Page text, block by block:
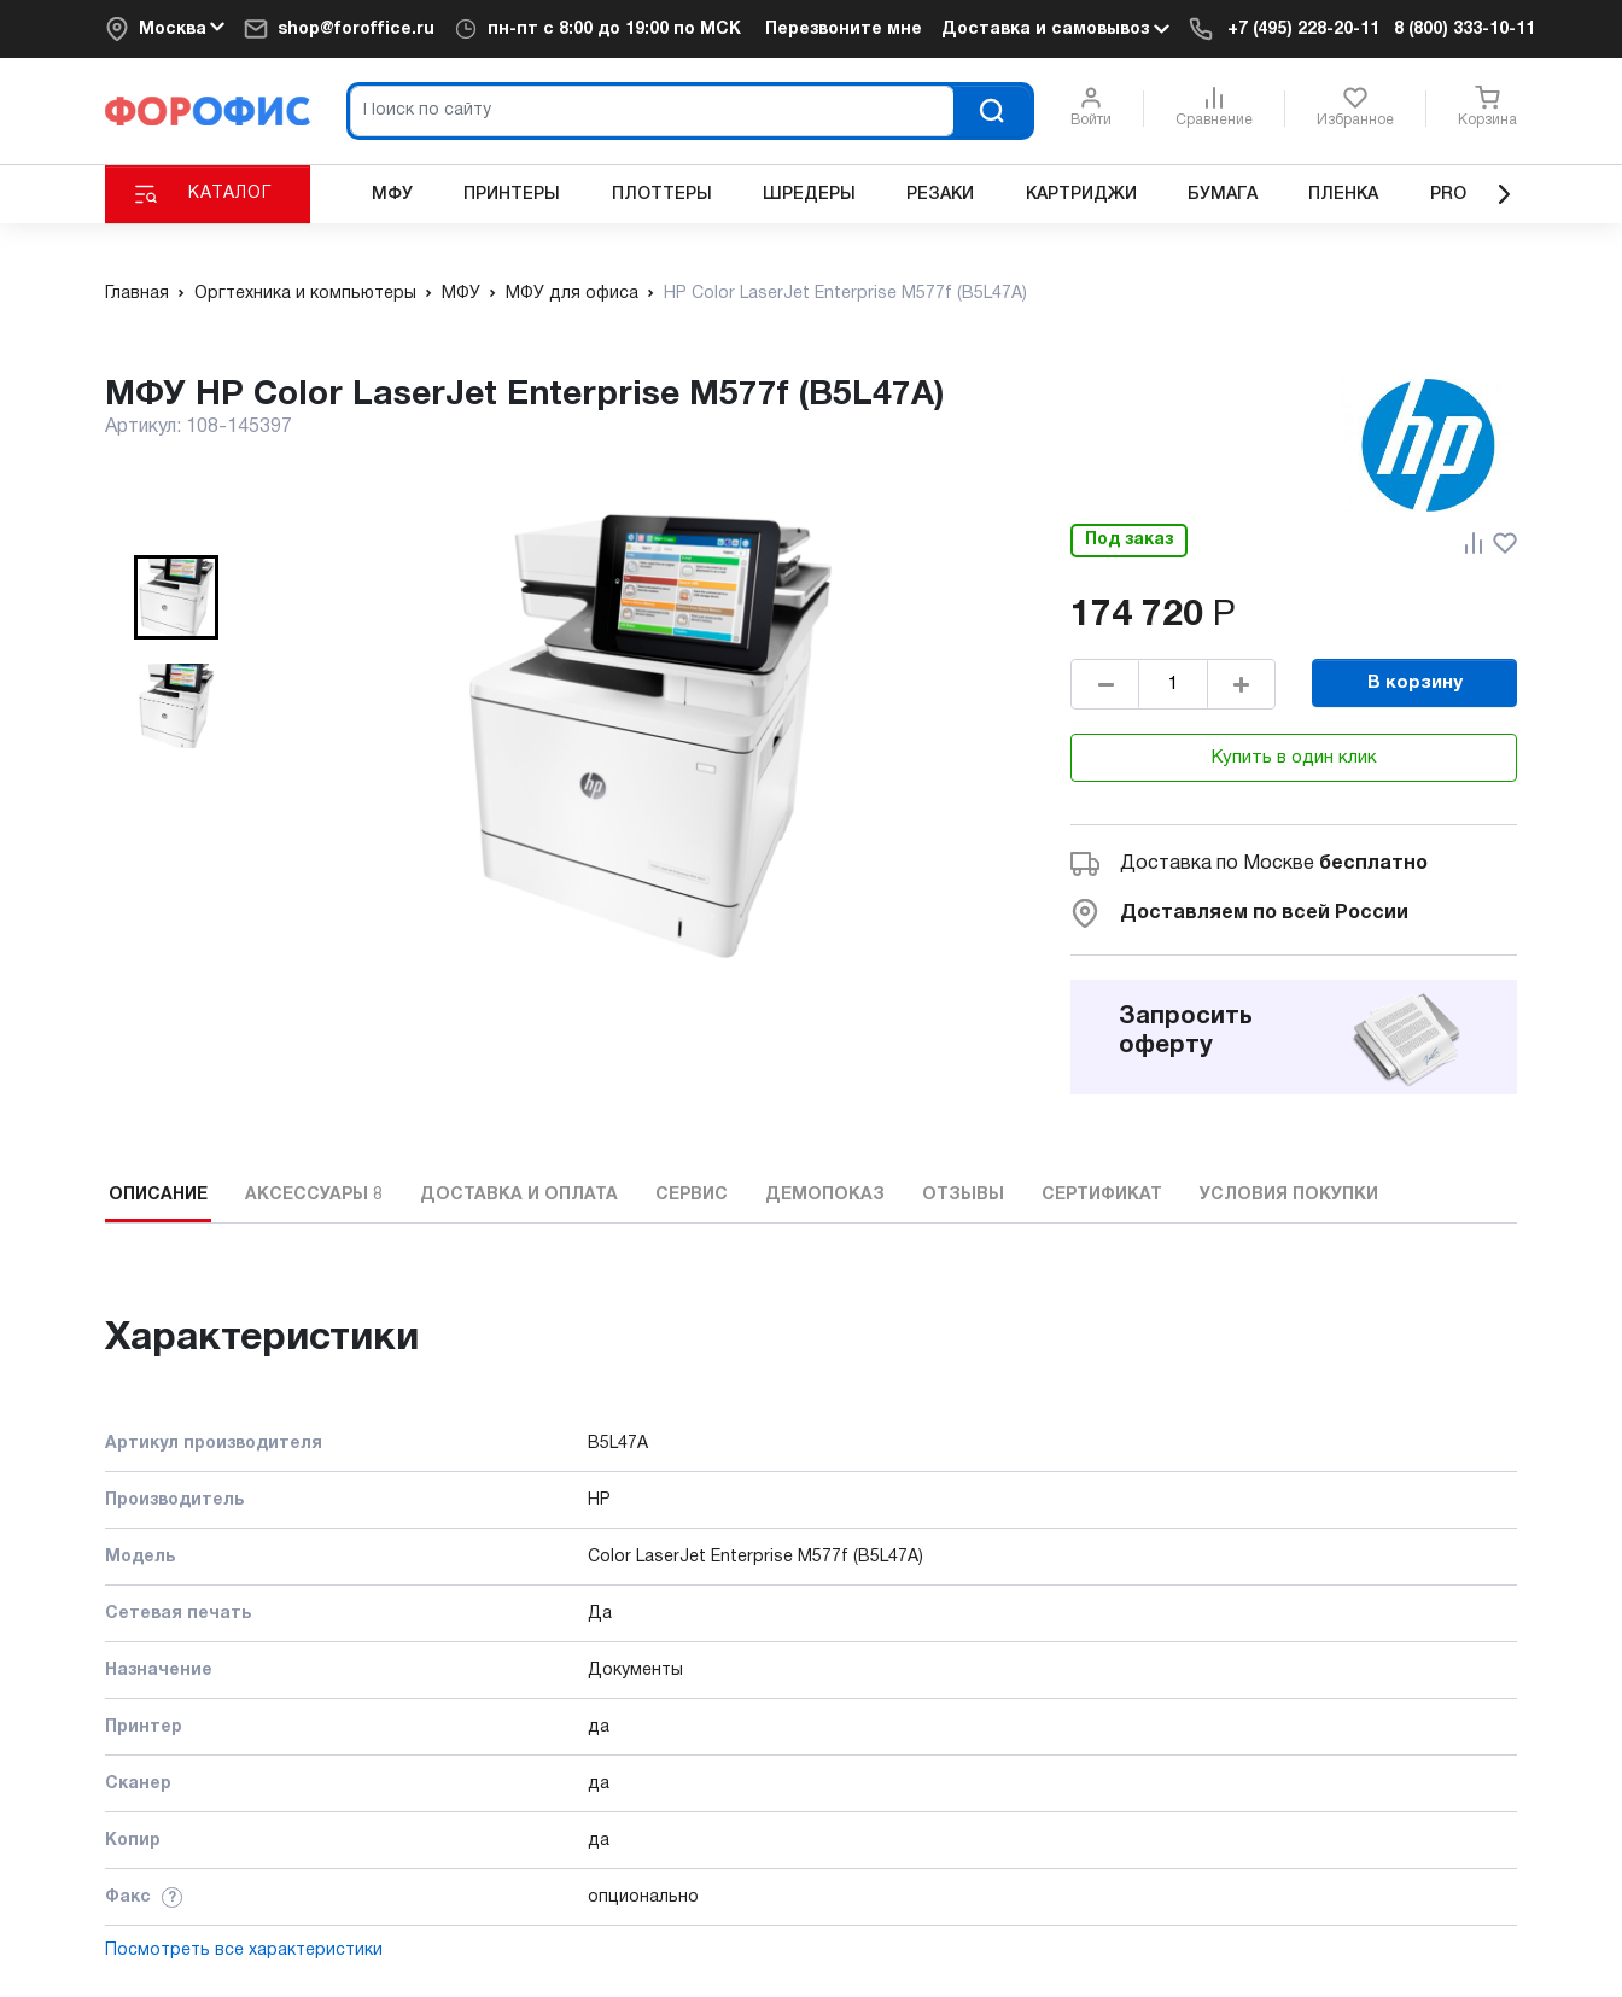
Москва shop@foroffice.ru пн-пт с 8:00 до 19:00 по МСК Перезвоните мне Доставка и самовывоз +7 (495) 228-20-11 8 (800) 333-10-11
Войти Сравнение Избранное Корзина
КАТАЛОГ МФУ ПРИНТЕРЫ ПЛОТТЕРЫ ШРЕДЕРЫ РЕЗАКИ КАРТРИДЖИ БУМАГА ПЛЕНКА PRO
Главная Оргтехника и компьютеры МФУ МФУ для офиса HP Color LaserJet Enterprise M577f (B5L47A)
МФУ HP Color LaserJet Enterprise M577f (B5L47A)
Артикул: 108-145397
Под заказ
174 720 Р
В корзину
Купить в один клик
Доставка по Москве бесплатно
Доставляем по всей России
Запросить
оферту
ОПИСАНИЕ АКСЕССУАРЫ 8 ДОСТАВКА И ОПЛАТА СЕРВИС ДЕМОПОКАЗ ОТЗЫВЫ СЕРТИФИКАТ УСЛОВИЯ ПОКУПКИ
Характеристики
Артикул производителя B5L47A
Производитель HP
Модель Color LaserJet Enterprise M577f (B5L47A)
Сетевая печать Да
Назначение Документы
Принтер да
Сканер да
Копир да
Факс ? опционально
Посмотреть все характеристики